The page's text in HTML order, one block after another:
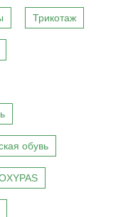
Трикотаж
обувь